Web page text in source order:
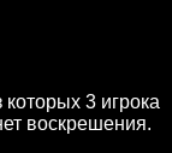
3 игрока
воскрешения.